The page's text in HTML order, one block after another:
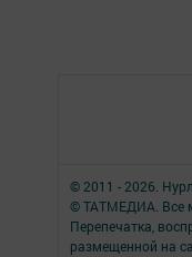
© 2011 - 2026.
© ТАТМЕДИА. Все
Перепечатка,
размещенной на